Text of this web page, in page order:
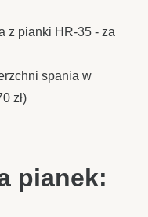
z pianki HR-35 - za
spania w
zł)
pianek: